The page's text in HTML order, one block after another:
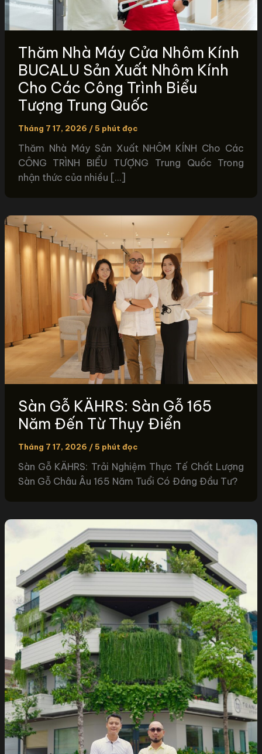
Thăm Nhà Máy Cửa Nhôm Kính
BUCALU Sản Xuất Nhôm Kính
Cho Các Công Trình Biểu
Tượng Trung Quốc
Tháng 7 17, 2026 /5 phút đọc
Thăm Nhà Máy Sản Xuất NHÔM KÍNH Cho Các
CÔNG TRÌNH BIỂU TƯỢNG Trung Quốc Trong
nhận thức của nhiều […]
Sàn Gỗ KÄHRS: Sàn Gỗ 165
Năm Đến Từ Thụy Điển
Tháng 7 17, 2026 /5 phút đọc
Sàn Gỗ KÄHRS: Trải Nghiệm Thực Tế Chất Lượng
Sàn Gỗ Châu Âu 165 Năm Tuổi Có Đáng Đầu Tư?